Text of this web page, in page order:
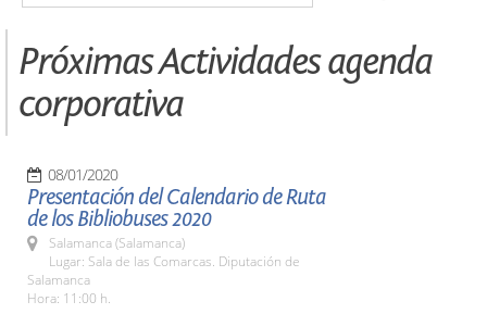
Próximas Actividades agenda
corporativa
08/01/2020
Presentación del Calendario de Ruta
de los Bibliobuses 2020
Salamanca (Salamanca)
Lugar: Sala de las Comarcas. Diputación de
Salamanca
Hora: 11:00 h.